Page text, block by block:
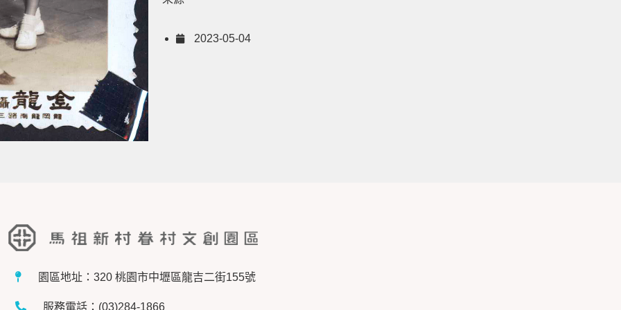
2023-05-04
園區地址：320 桃園市中壢區龍吉二街155號
服務電話：(03)284-1866